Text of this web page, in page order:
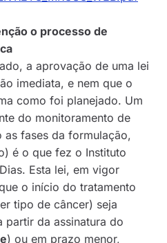
o processo de
a aprovação de uma lei
imediata, e nem que o
como foi planejado. Um
do monitoramento de
as fases da formulação,
é o que fez o Instituto
Esta lei, em vigor
o início do tratamento
tipo de câncer) seja
partir da assinatura do
) ou em prazo menor,